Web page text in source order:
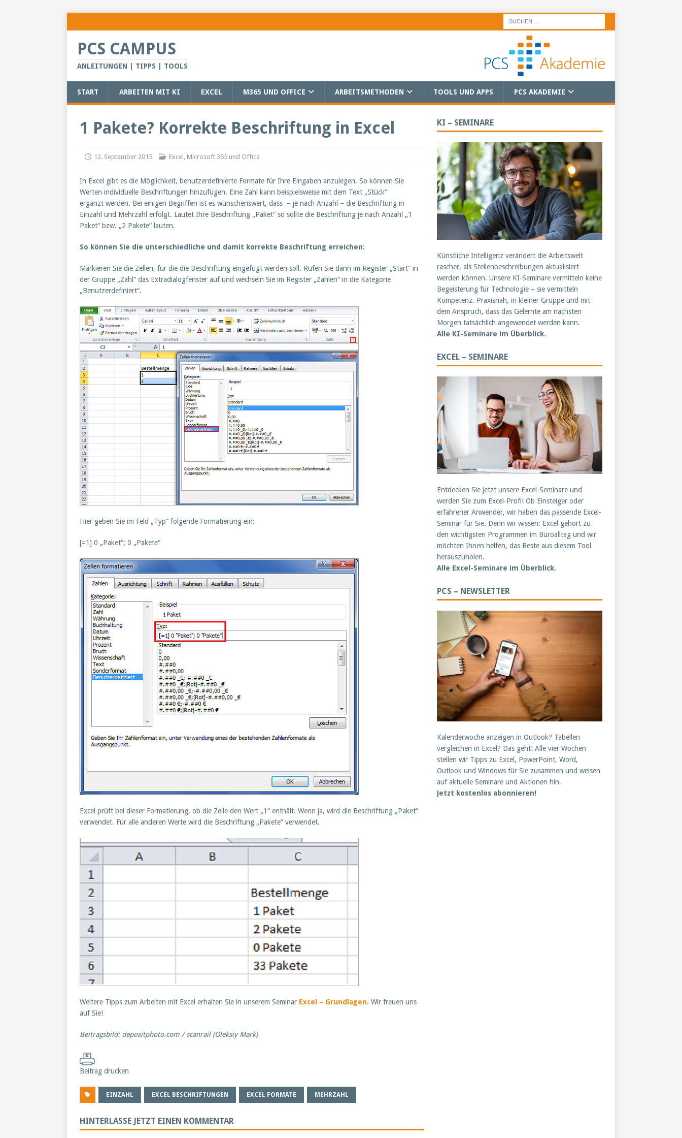
PCS CAMPUS
ANLEITUNGEN | TIPPS | TOOLS
START ARBEITEN MIT KI EXCEL M365 UND OFFICE ARBEITSMETHODEN TOOLS UND APPS PCS AKADEMIE
1 Pakete? Korrekte Beschriftung in Excel
12. September 2015 Excel , Microsoft 365 und Office
In Excel gibt es die Möglichkeit, benutzerdefinierte Formate für Ihre Eingaben anzulegen. So können Sie
Werten individuelle Beschriftungen hinzufügen. Eine Zahl kann beispielsweise mit dem Text „Stück“
ergänzt werden. Bei einigen Begriffen ist es wünschenswert, dass – je nach Anzahl – die Beschriftung in
Einzahl und Mehrzahl erfolgt. Lautet Ihre Beschriftung „Paket“ so sollte die Beschriftung je nach Anzahl „1
Paket“ bzw. „2 Pakete“ lauten.
So können Sie die unterschiedliche und damit korrekte Beschriftung erreichen:
Markieren Sie die Zellen, für die die Beschriftung eingefügt werden soll. Rufen Sie dann im Register „Start“ in
der Gruppe „Zahl“ das Extradialogfenster auf und wechseln Sie im Register „Zahlen“ in die Kategorie
„Benutzerdefiniert“.
Hier geben Sie im Feld „Typ“ folgende Formatierung ein:
[=1] 0 „Paket“; 0 „Pakete“
Excel prüft bei dieser Formatierung, ob die Zelle den Wert „1“ enthält. Wenn ja, wird die Beschriftung „Paket“
verwendet. Für alle anderen Werte wird die Beschriftung „Pakete“ verwendet.
Weitere Tipps zum Arbeiten mit Excel erhalten Sie in unserem Seminar Excel – Grundlagen. Wir freuen uns
auf Sie!
Beitragsbild: depositphoto.com / scanrail (Oleksiy Mark)
Beitrag drucken
EINZAHL EXCEL BESCHRIFTUNGEN EXCEL FORMATE MEHRZAHL
HINTERLASSE JETZT EINEN KOMMENTAR
KI – SEMINARE
Künstliche Intelligenz verändert die Arbeitswelt
rascher, als Stellenbeschreibungen aktualisiert
werden können. Unsere KI-Seminare vermitteln keine
Begeisterung für Technologie – sie vermitteln
Kompetenz. Praxisnah, in kleiner Gruppe und mit
dem Anspruch, dass das Gelernte am nächsten
Morgen tatsächlich angewendet werden kann.
Alle KI-Seminare im Überblick.
EXCEL – SEMINARE
Entdecken Sie jetzt unsere Excel-Seminare und
werden Sie zum Excel-Profi! Ob Einsteiger oder
erfahrener Anwender, wir haben das passende Excel-
Seminar für Sie. Denn wir wissen: Excel gehört zu
den wichtigsten Programmen im Büroalltag und wir
möchten Ihnen helfen, das Beste aus diesem Tool
herauszuholen.
Alle Excel-Seminare im Überblick.
PCS – NEWSLETTER
Kalenderwoche anzeigen in Outlook? Tabellen
vergleichen in Excel? Das geht! Alle vier Wochen
stellen wir Tipps zu Excel, PowerPoint, Word,
Outlook und Windows für Sie zusammen und weisen
auf aktuelle Seminare und Aktionen hin.
Jetzt kostenlos abonnieren!